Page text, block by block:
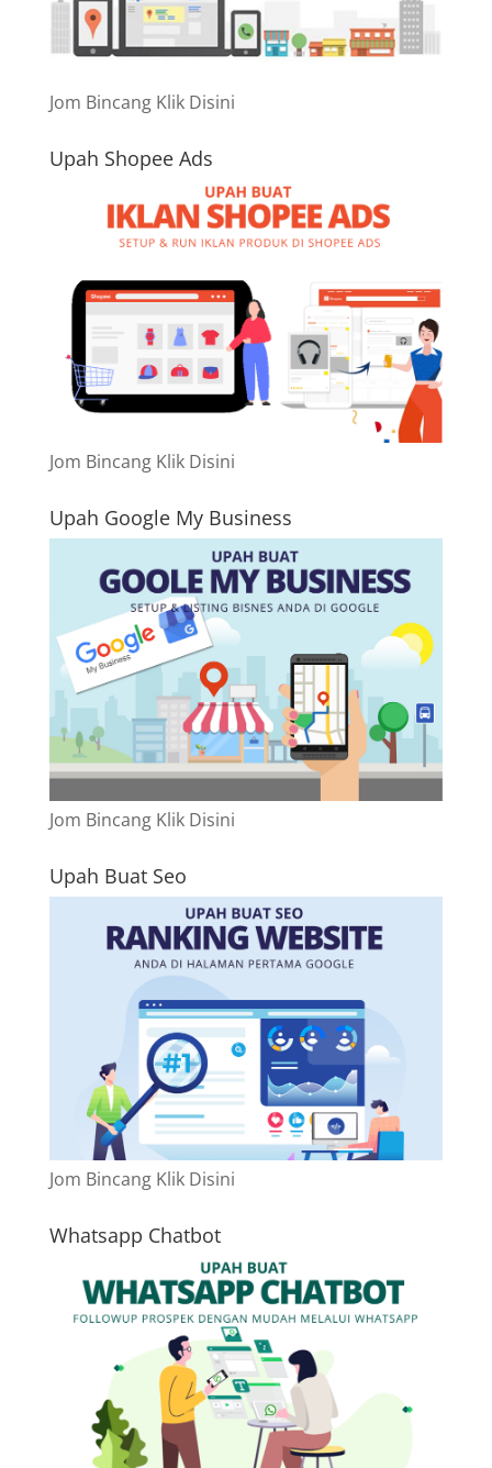
Jom Bincang Klik Disini
Upah Shopee Ads
Jom Bincang Klik Disini
Upah Google My Business
Jom Bincang Klik Disini
Upah Buat Seo
Jom Bincang Klik Disini
Whatsapp Chatbot